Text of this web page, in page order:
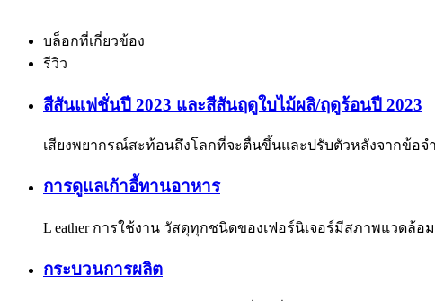
บล็อกที่เกี่ยวข้อง
รีวิว
สีสันแฟชั่นปี 2023 และสีสันฤดูใบไม้ผลิ/ฤดูร้อนปี 2023
เสียงพยากรณ์สะท้อนถึงโลกที่จะตื่นขึ้นและปรับตัวหลังจากข้อ
การดูแลเก้าอี้ทานอาหาร
L eather การใช้งาน วัสดุทุกชนิดของเฟอร์นิเจอร์มีสภาพแวดล้อ
กระบวนการผลิต